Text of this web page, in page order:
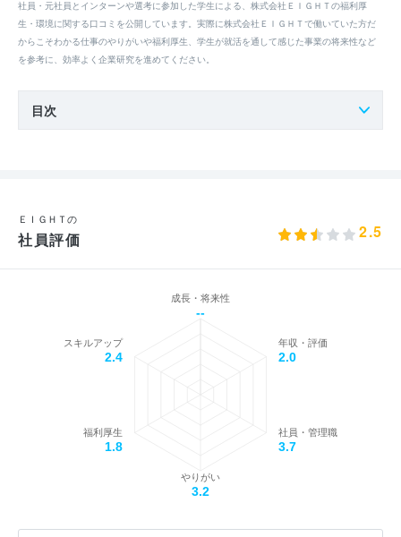
社員・元社員とインターンや選考に参加した学生による、株式会社ＥＩＧＨＴの福利厚
生・環境に関する口コミを公開しています。実際に株式会社ＥＩＧＨＴで働いていた方だ
からこそわかる仕事のやりがいや福利厚生、学生が就活を通して感じた事業の将来性など
を参考に、効率よく企業研究を進めてください。
目次
ＥＩＧＨＴの
社員評価 2.5
成長・将来性
--
年収・評価
2.0
社員・管理職
3.7
やりがい
3.2
福利厚生
1.8
スキルアップ
2.4